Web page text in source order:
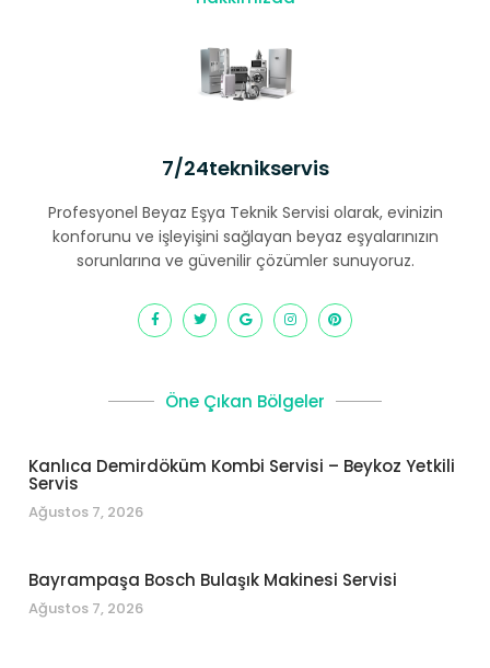
7/24teknikservis
Profesyonel Beyaz Eşya Teknik Servisi olarak, evinizin
konforunu ve işleyişini sağlayan beyaz eşyalarınızın
sorunlarına ve güvenilir çözümler sunuyoruz.
Öne Çıkan Bölgeler
Kanlıca Demirdöküm Kombi Servisi – Beykoz Yetkili
Servis
Ağustos 7, 2026
Bayrampaşa Bosch Bulaşık Makinesi Servisi
Ağustos 7, 2026